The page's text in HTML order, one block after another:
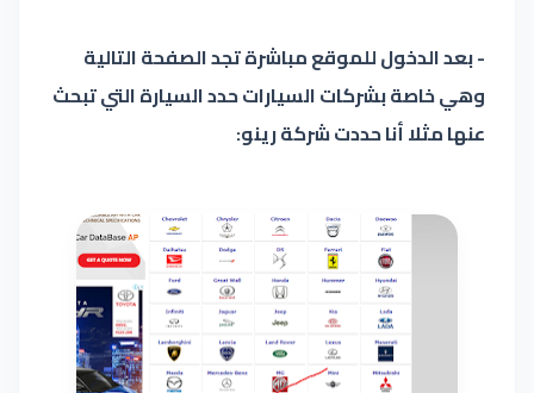
- بعد الدخول للموقع مباشرة تجد الصفحة التالية
وهي خاصة بشركات السيارات حدد السيارة التي تبحث
عنها مثلا أنا حددت شركة رينو: